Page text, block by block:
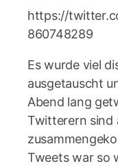
https://
860748289
Es wurde viel
ausgetauscht
Abend lang
Twitterern sind
Tweets war so